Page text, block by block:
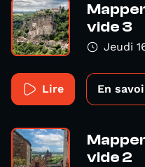
vide 3
Jeudi
Lire En
vide 2